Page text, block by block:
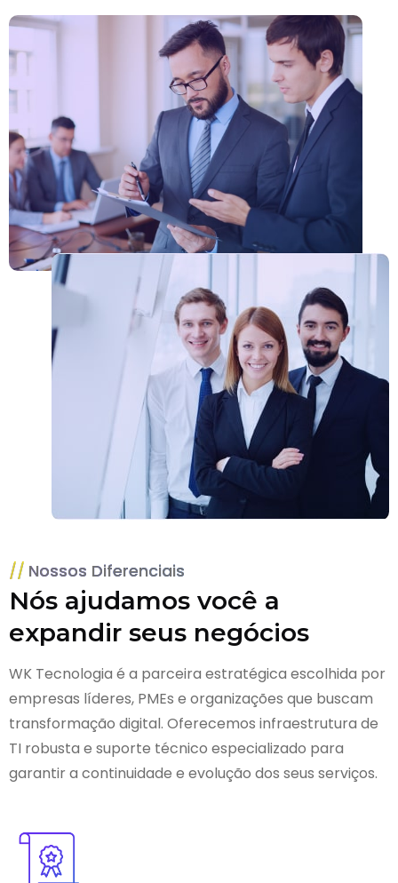
Nossos Diferenciais
Nós ajudamos você a
expandir seus negócios
WK Tecnologia é a parceira estratégica escolhida por
empresas líderes, PMEs e organizações que buscam
transformação digital. Oferecemos infraestrutura de
TI robusta e suporte técnico especializado para
garantir a continuidade e evolução dos seus serviços.